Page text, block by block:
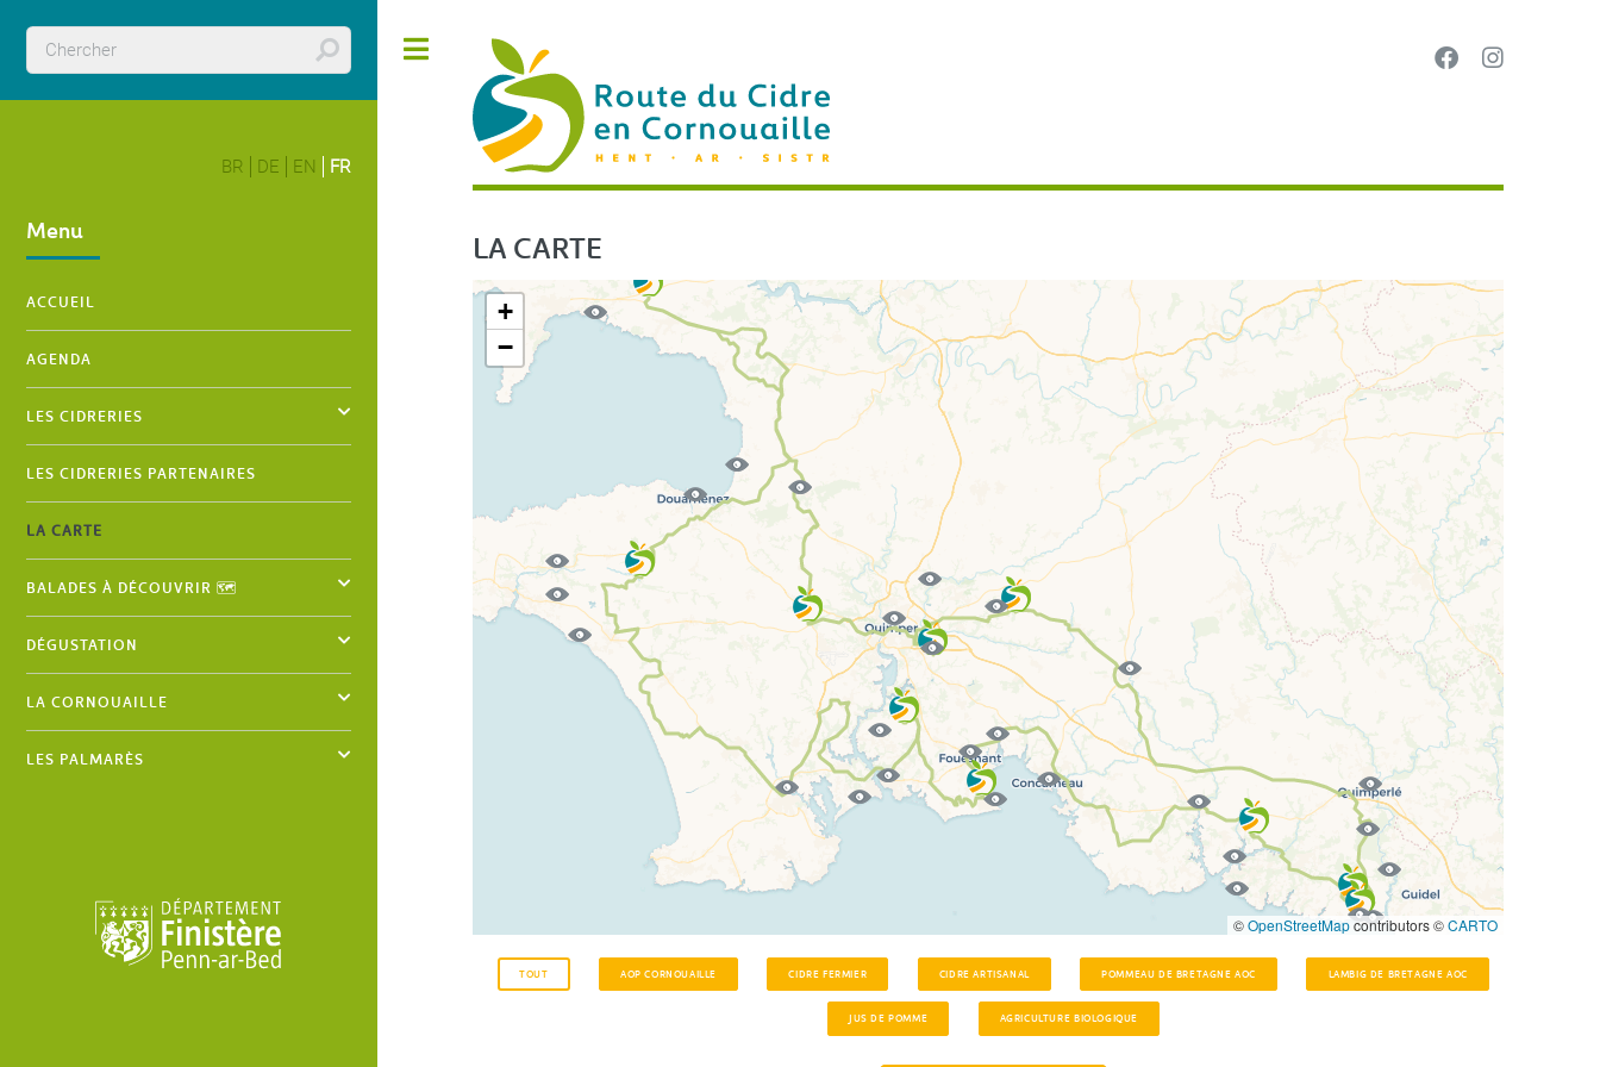
LA ROUTE DU CIDRE EN CORNOUAILLE HENT AR SISTR
LA CARTE
+
−
©OpenStreetMapcontributors ©CARTO
TOUT AOP CORNOUAILLE CIDRE FERMIER CIDRE ARTISANAL POMMEAU DE BRETAGNE AOC LAMBIG DE BRETAGNE AOC
JUS DE POMME AGRICULTURE BIOLOGIQUE
BR DE EN FR
Menu
ACCUEIL
AGENDA
LES CIDRERIES
LES CIDRERIES PARTENAIRES
LA CARTE
BALADES À DÉCOUVRIR 🗺️
DÉGUSTATION
LA CORNOUAILLE
LES PALMARÈS
Toggle